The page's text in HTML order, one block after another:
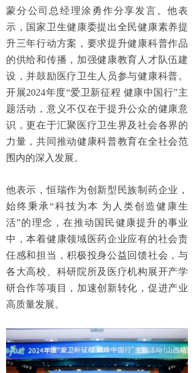
蒙分公司总经理涂勇作分享发言。他表
示，国家卫生健康委提出全民健康素养提
升三年行动方案，要求提升健康科普作品
的供给和传播，加强健康教育人才队伍建
设，并鼓励医疗卫生人员参与健康科普。
开展2024年度“爱卫新征程 健康中国行”主
题活动，意义不仅在于提升公众的健康意
识，更在于汇聚医疗卫生界及社会各界的
力量，共同推动健康科普教育在全社会范
围内的深入发展。
他表示，恒瑞作为创新型民族制药企业，
始终秉承“科技为本 为人类创造健康生
活”的理念，在推动国民健康提升的事业
中，本着健康领域医药企业应有的社会责
任感和担当，积极投身公益回馈社会，与
各大高校、科研院所及医疗机构展开产学
研合作等项目，加速创新转化，促进产业
高质量发展。